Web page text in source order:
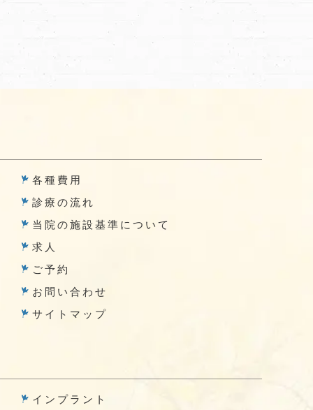
各種費用
診療の流れ
当院の施設基準について
求人
ご予約
お問い合わせ
サイトマップ
インプラント